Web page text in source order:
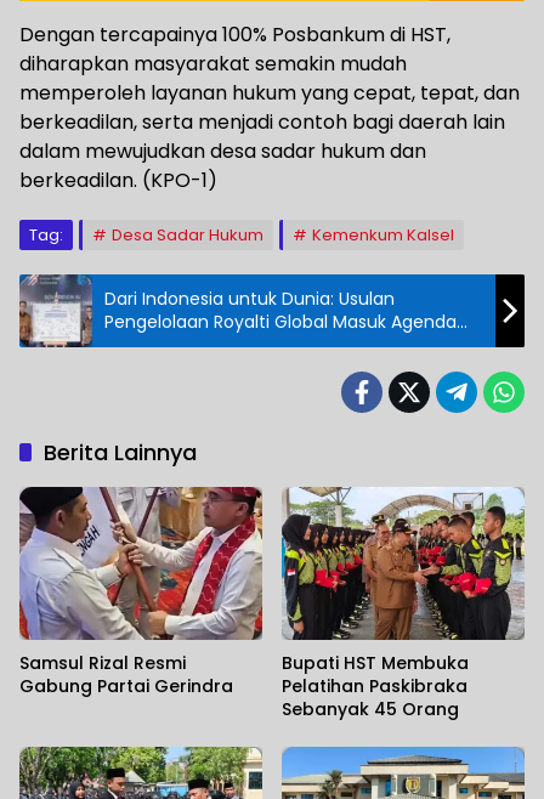
Dengan tercapainya 100% Posbankum di HST,
diharapkan masyarakat semakin mudah
memperoleh layanan hukum yang cepat, tepat, dan
berkeadilan, serta menjadi contoh bagi daerah lain
dalam mewujudkan desa sadar hukum dan
berkeadilan. (KPO-1)
Tag: Desa Sadar Hukum Kemenkum Kalsel
Dari Indonesia untuk Dunia: Usulan
Pengelolaan Royalti Global Masuk Agenda
Internasional
Berita Lainnya
Samsul Rizal Resmi
Gabung Partai Gerindra
Bupati HST Membuka
Pelatihan Paskibraka
Sebanyak 45 Orang